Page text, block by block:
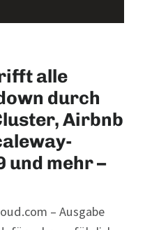
alle
durch
Airbnb
und mehr –
– Ausgabe